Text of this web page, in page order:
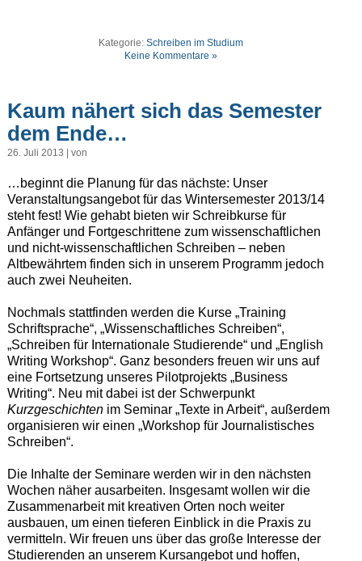
Kategorie:Schreiben im Studium
Keine Kommentare »
Kaum nähert sich das Semester
dem Ende…
26. Juli 2013 | von
…beginnt die Planung für das nächste: Unser
Veranstaltungsangebot für das Wintersemester 2013/14
steht fest! Wie gehabt bieten wir Schreibkurse für
Anfänger und Fortgeschrittene zum wissenschaftlichen
und nicht-wissenschaftlichen Schreiben – neben
Altbewährtem finden sich in unserem Programm jedoch
auch zwei Neuheiten.
Nochmals stattfinden werden die Kurse „Training
Schriftsprache“, „Wissenschaftliches Schreiben“,
„Schreiben für Internationale Studierende“ und „English
Writing Workshop“. Ganz besonders freuen wir uns auf
eine Fortsetzung unseres Pilotprojekts „Business
Writing“. Neu mit dabei ist der Schwerpunkt
Kurzgeschichtenim Seminar „Texte in Arbeit“, außerdem
organisieren wir einen „Workshop für Journalistisches
Schreiben“.
Die Inhalte der Seminare werden wir in den nächsten
Wochen näher ausarbeiten. Insgesamt wollen wir die
Zusammenarbeit mit kreativen Orten noch weiter
ausbauen, um einen tieferen Einblick in die Praxis zu
vermitteln. Wir freuen uns über das große Interesse der
Studierenden an unserem Kursangebot und hoffen,